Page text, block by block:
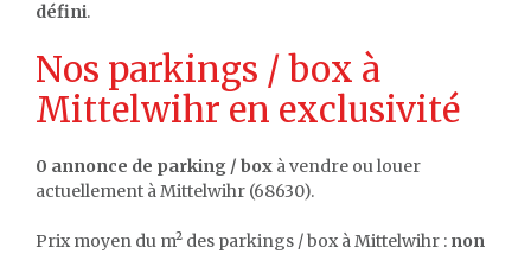
défini.
Nos parkings / box à
Mittelwihr en exclusivité
0 annonce de parking / box à vendre ou louer
actuellement à Mittelwihr (68630).
Prix moyen du m² des parkings / box à Mittelwihr : non